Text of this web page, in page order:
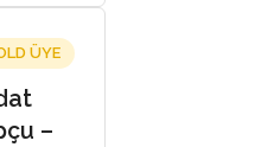
ÜYE
–